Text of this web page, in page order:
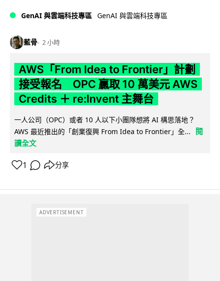
GenAI 與雲端科技專區 GenAI 與雲端科技專區
藍骨 2 小時
AWS「From Idea to Frontier」計劃
接受報名 OPC 贏取 10 萬美元 AWS
Credits ＋ re:Invent 主舞台
一人公司（OPC）或者 10 人以下小團隊想將 AI 構思落地？
AWS 最近推出的「創業復興 From Idea to Frontier」全...
閱
讀全文
1 分享
ADVERTISEMENT